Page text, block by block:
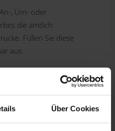
Über Cookies
, Um- oder
die amtlich
Füllen Sie diese
aus.
bei
Handwerksbetrieben